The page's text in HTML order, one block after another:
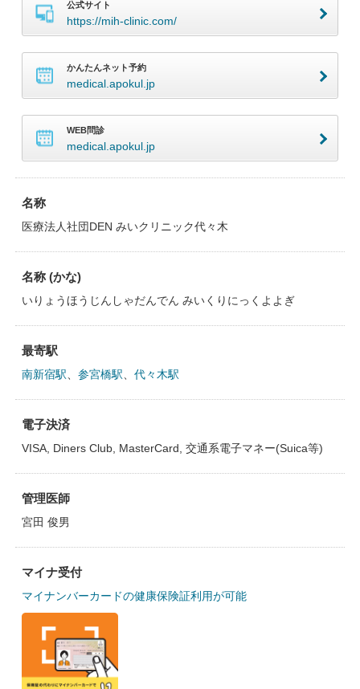
公式サイト
https://mih-clinic.com/
かんたんネット予約
medical.apokul.jp
WEB問診
medical.apokul.jp
名称
医療法人社団DEN みいクリニック代々木
名称 (かな)
いりょうほうじんしゃだんでん みいくりにっくよよぎ
最寄駅
南新宿駅 参宮橋駅 代々木駅
電子決済
VISA, Diners Club, MasterCard, 交通系電子マネー(Suica等)
管理医師
宮田 俊男
マイナ受付
マイナンバーカードの健康保険証利用が可能